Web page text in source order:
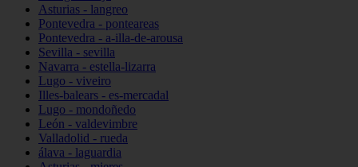
Asturias - langreo
Pontevedra - ponteareas
Pontevedra - a-illa-de-arousa
Sevilla - sevilla
Navarra - estella-lizarra
Lugo - viveiro
Illes-balears - es-mercadal
Lugo - mondoñedo
León - valdevimbre
Valladolid - rueda
álava - laguardia